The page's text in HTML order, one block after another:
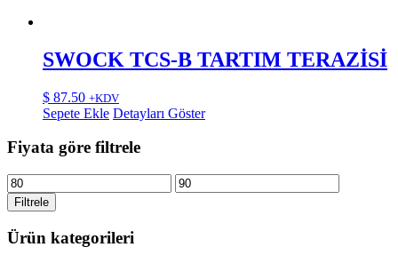
SWOCK TCS-B TARTIM TERAZİSİ
$ 87.50 +KDV
Sepete Ekle Detayları Göster
Fiyata göre filtrele
En
düşük
fiyat
En
yüksek
Filtrele
Ürün kategorileri